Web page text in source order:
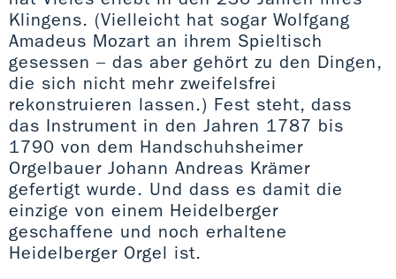
Klingens. (Vielleicht hat sogar Wolfgang
Amadeus Mozart an ihrem Spieltisch
gesessen – das aber gehört zu den Dingen,
die sich nicht mehr zweifelsfrei
rekonstruieren lassen.) Fest steht, dass
das Instrument in den Jahren 1787 bis
1790 von dem Handschuhsheimer
Orgelbauer Johann Andreas Krämer
gefertigt wurde. Und dass es damit die
einzige von einem Heidelberger
geschaffene und noch erhaltene
Heidelberger Orgel ist.